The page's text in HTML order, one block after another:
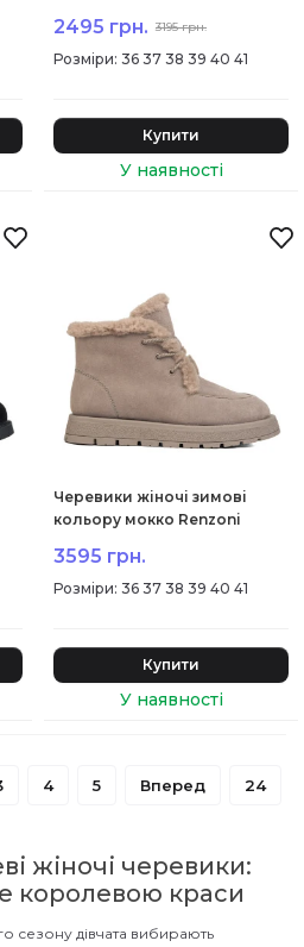
2495 грн. 3195 грн.
: 36 37 38 39 40 41
Купити
Черевики жіночі зимові
кольору мокко Renzoni
3595 грн.
: 36 37 38 39 40 41
Купити
4 5 Вперед 24
жіночі черевики:
королевою краси
сезону дівчата вибирають